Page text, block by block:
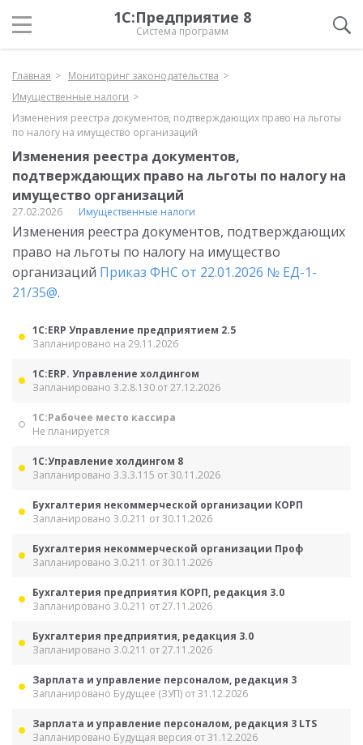
1С:Предприятие 8
Система программ
Главная
Мониторинг законодательства
Имущественные налоги
Изменения реестра документов, подтверждающих право на льготы
по налогу на имущество организаций
Изменения реестра документов,
подтверждающих право на льготы по налогу на
имущество организаций
27.02.2026 Имущественные налоги
Изменения реестра документов, подтверждающих
право на льготы по налогу на имущество
организаций Приказ ФНС от 22.01.2026 № ЕД-1-
21/35@.
1С:ERP Управление предприятием 2.5
Запланировано на 29.11.2026
1С:ERP. Управление холдингом
Запланировано 3.2.8.130 от 27.12.2026
1С:Рабочее место кассира
Не планируется
1С:Управление холдингом 8
Запланировано 3.3.3.115 от 30.11.2026
Бухгалтерия некоммерческой организации КОРП
Запланировано 3.0.211 от 30.11.2026
Бухгалтерия некоммерческой организации Проф
Запланировано 3.0.211 от 30.11.2026
Бухгалтерия предприятия КОРП, редакция 3.0
Запланировано 3.0.211 от 27.11.2026
Бухгалтерия предприятия, редакция 3.0
Запланировано 3.0.211 от 27.11.2026
Зарплата и управление персоналом, редакция 3
Запланировано Будущее (ЗУП) от 31.12.2026
Зарплата и управление персоналом, редакция 3 LTS
Запланировано Будущая версия от 31.12.2026